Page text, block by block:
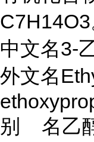
C7H14O3
中文名3-
外文名
别 名乙